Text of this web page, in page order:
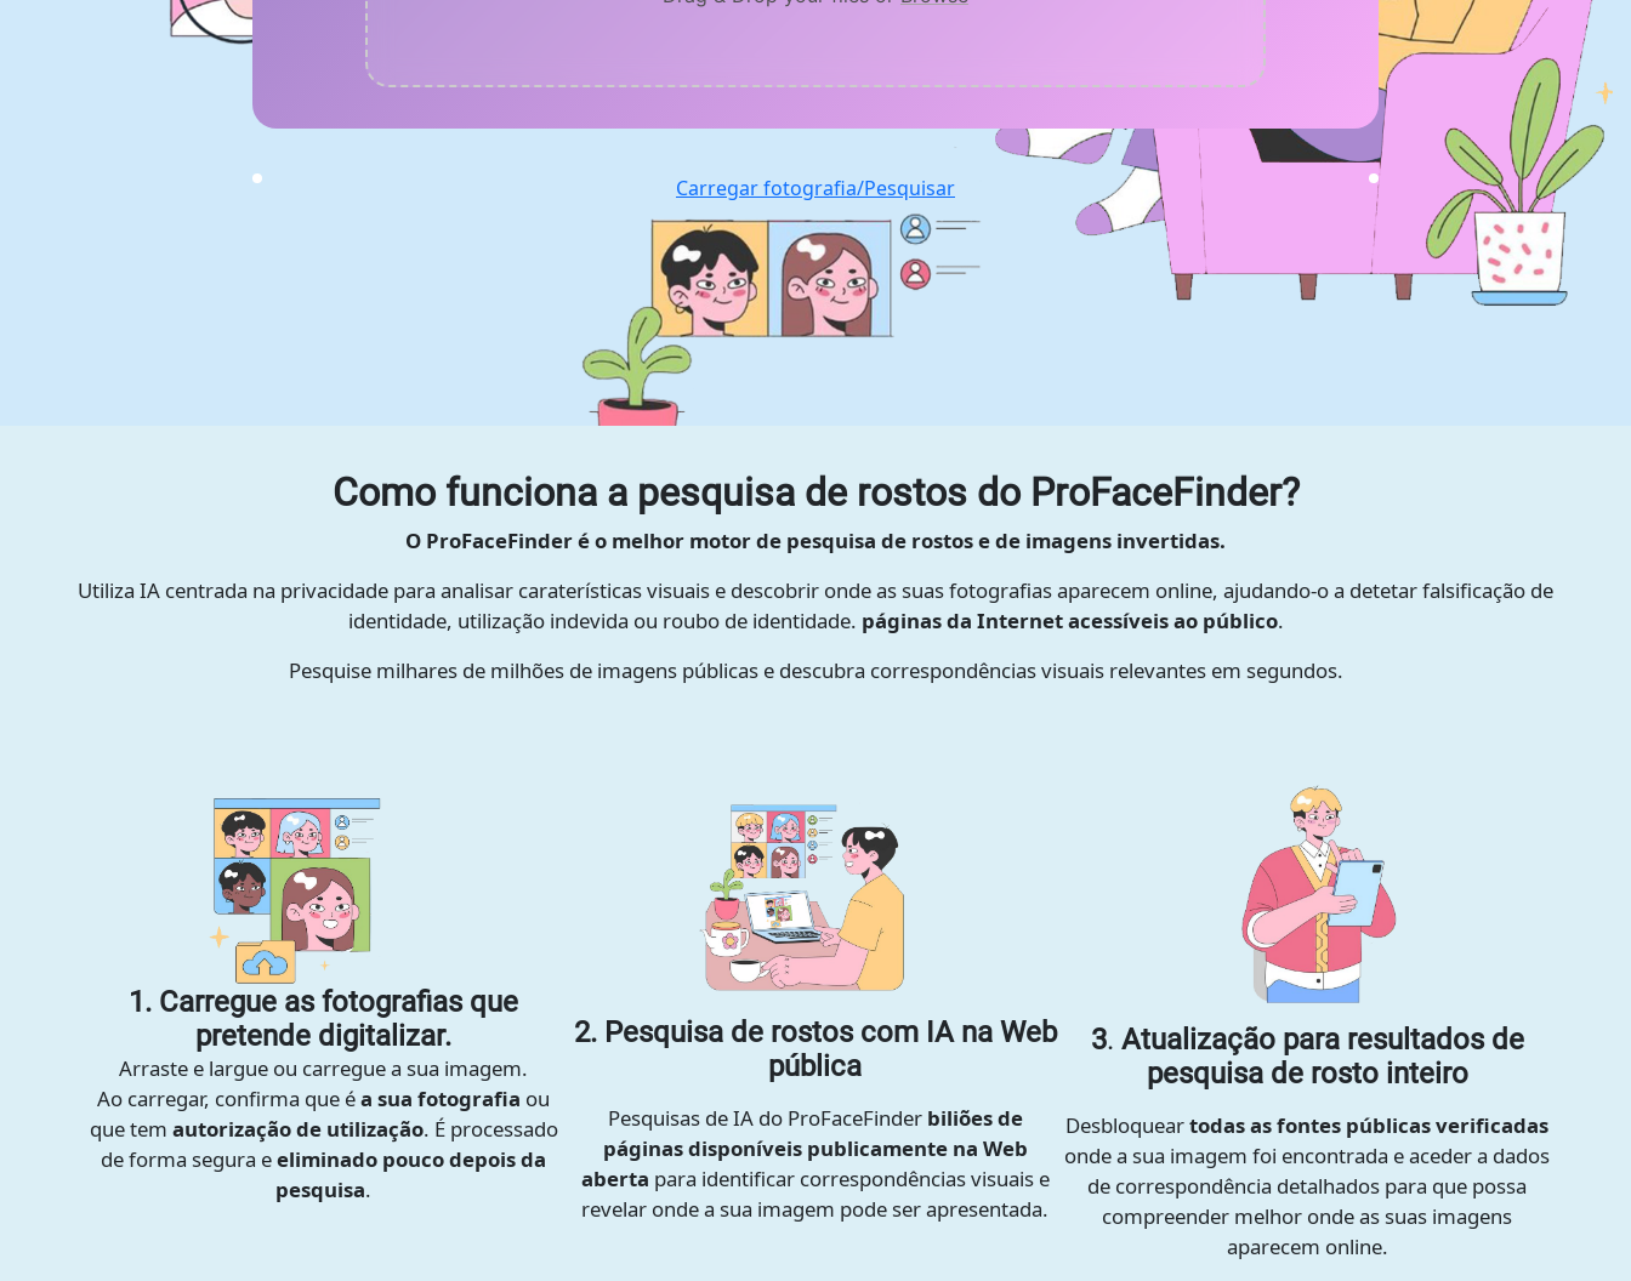
Carregar fotografia/Pesquisar
Como funciona a pesquisa de rostos do ProFaceFinder?
O ProFaceFinder é o melhor motor de pesquisa de rostos e de imagens invertidas.
Utiliza IA centrada na privacidade para analisar caraterísticas visuais e descobrir onde as suas fotografias aparecem online, ajudando-o a detetar falsificação de
identidade, utilização indevida ou roubo de identidade. páginas da Internet acessíveis ao público.
Pesquise milhares de milhões de imagens públicas e descubra correspondências visuais relevantes em segundos.
1. Carregue as fotografias que
pretende digitalizar.
Arraste e largue ou carregue a sua imagem.
Ao carregar, confirma que éa sua fotografia ou
que tem autorização de utilização. É processado
de forma segura eeliminado pouco depois da
pesquisa.
2. Pesquisa de rostos com IA na Web
pública
Pesquisas de IA do ProFaceFinder biliões de
páginas disponíveis publicamente na Web
aberta para identificar correspondências visuais e
revelar onde a sua imagem pode ser apresentada.
3. Atualização para resultados de
pesquisa de rosto inteiro
Desbloqueartodas as fontes públicas verificadas
onde a sua imagem foi encontrada e aceder a dados
de correspondência detalhados para que possa
compreender melhor onde as suas imagens
aparecem online.